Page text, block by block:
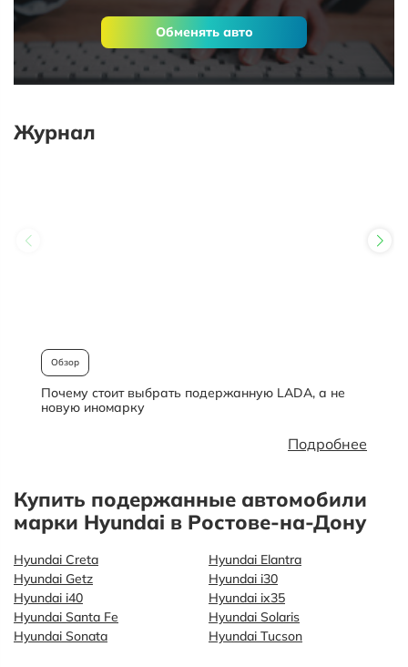
Обменять авто
Журнал
Обзор
Почему стоит выбрать подержанную LADA, а не
новую иномарку
Подробнее
Купить подержанные автомобили
марки Hyundai в Ростове-на-Дону
Hyundai Creta
Hyundai Elantra
Hyundai Getz
Hyundai i30
Hyundai i40
Hyundai ix35
Hyundai Santa Fe
Hyundai Solaris
Hyundai Sonata
Hyundai Tucson